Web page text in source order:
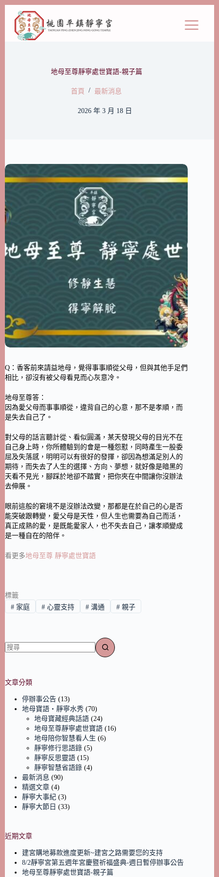
地母至尊靜寧處世寶語-親子篇
首頁 / 最新消息
2026 年 3 月 18 日
Q：香客前來請益地母，覺得事事順從父母，但與其他手足們
相比，卻沒有被父母看見而心灰意冷。
地母至尊答：
因為愛父母而事事順從，違背自己的心意，那不是孝順，而
是失去自己了。
對父母的話言聽計從、看似圓滿，某天發現父母的目光不在
自己身上時，你所體驗到的會是一種怨懟，同時產生一股委
屈及失落感，明明可以有很好的發揮，卻因為想滿足別人的
期待，而失去了人生的選擇、方向、夢想，就好像是暗黑的
天看不見光，腳踩於地卻不踏實，把你夾在中間讓你沒辦法
去伸展。
眼前這般的窘境不是沒辦法改變，那都是在於自己的心是否
能突破跟轉變，愛父母是天性，但人生也需要為自己而活，
真正成熟的愛，是既能愛家人，也不失去自己，讓孝順變成
是一種自在的陪伴。
看更多地母至尊 靜寧處世寶語
標籤
#家庭 #心靈支持 # 溝通 # 親子
文章分類
停辦事公告 (13)
地母寶語‧靜寧水秀 (70)
地母寶藏經典話語 (24)
地母至尊靜寧處世寶語 (16)
地母陪你智慧看人生 (6)
靜寧修行思語錄 (5)
靜寧反思靈語 (15)
靜寧智慧省語錄 (4)
最新消息 (90)
精選文章 (4)
靜寧大事紀 (3)
靜寧大節日 (33)
近期文章
建宮購地募款進度更新~建宮之路需要您的支持
8/2靜寧宮第五週年宮慶暨祈福盛典-週日暫停辦事公告
地母至尊靜寧處世寶語-親子篇